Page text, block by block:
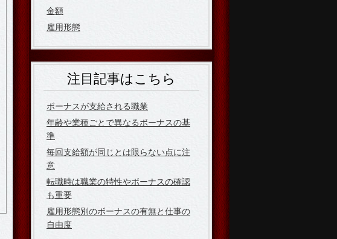
金額
雇用形態
注目記事はこちら
ボーナスが支給される職業
年齢や業種ごとで異なるボーナスの基
準
毎回支給額が同じとは限らない点に注
意
転職時は職業の特性やボーナスの確認
も重要
雇用形態別のボーナスの有無と仕事の
自由度